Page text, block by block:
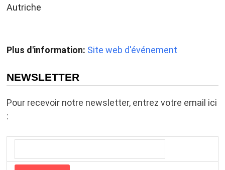
Autriche
Plus d'information: Site web d'événement
NEWSLETTER
Pour recevoir notre newsletter, entrez votre email ici
: